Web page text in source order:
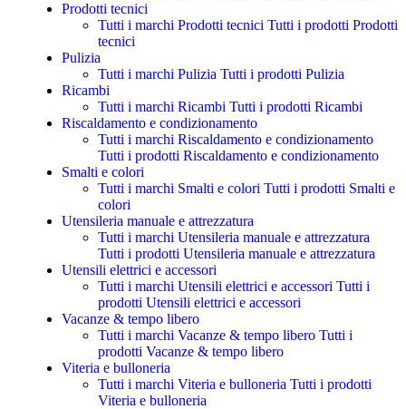
Prodotti tecnici
Tutti i marchi Prodotti tecnici Tutti i prodotti Prodotti
tecnici
Pulizia
Tutti i marchi Pulizia Tutti i prodotti Pulizia
Ricambi
Tutti i marchi Ricambi Tutti i prodotti Ricambi
Riscaldamento e condizionamento
Tutti i marchi Riscaldamento e condizionamento
Tutti i prodotti Riscaldamento e condizionamento
Smalti e colori
Tutti i marchi Smalti e colori Tutti i prodotti Smalti e
colori
Utensileria manuale e attrezzatura
Tutti i marchi Utensileria manuale e attrezzatura
Tutti i prodotti Utensileria manuale e attrezzatura
Utensili elettrici e accessori
Tutti i marchi Utensili elettrici e accessori Tutti i
prodotti Utensili elettrici e accessori
Vacanze & tempo libero
Tutti i marchi Vacanze & tempo libero Tutti i
prodotti Vacanze & tempo libero
Viteria e bulloneria
Tutti i marchi Viteria e bulloneria Tutti i prodotti
Viteria e bulloneria